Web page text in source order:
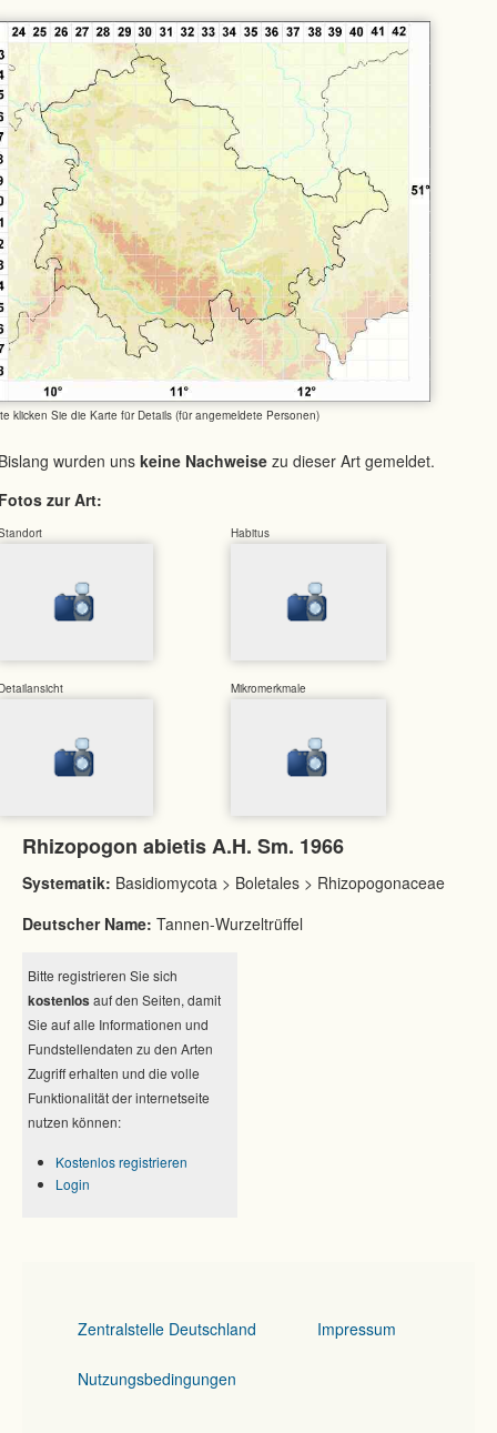
klicken Sie die Karte für Details (für angemeldete Personen)
wurden uns keine Nachweise zu dieser Art gemeldet.
zur Art:
Habitus
Mikromerkmale
Rhizopogon abietis A.H. Sm. 1966
Systematik: Basidiomycota > Boletales > Rhizopogonaceae
Deutscher Name: Tannen-Wurzeltrüffel
Bitte registrieren Sie sich
kostenlos auf den Seiten, damit
Sie auf alle Informationen und
Fundstellendaten zu den Arten
Zugriff erhalten und die volle
Funktionalität der internetseite
nutzen können:
Kostenlos registrieren
Login
Zentralstelle Deutschland Impressum
Nutzungsbedingungen